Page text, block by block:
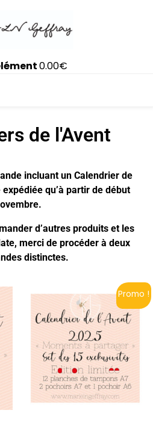
0.00€
de l'Avent
incluant un Calendrier de
qu’à partir de début
d’autres produits et les
merci de procéder à deux
distinctes.
Promo !